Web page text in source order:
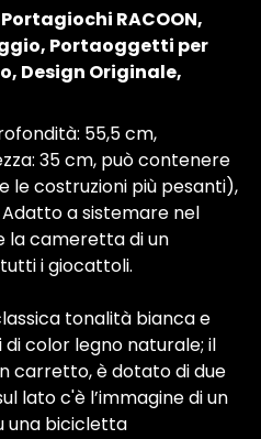
RACOON,
Portaoggetti per
Design Originale,
55,5 cm,
35 cm, può contenere
le costruzioni più pesanti),
a sistemare nel
la cameretta di un
i giocattoli.
tonalità bianca e
color legno naturale; il
carretto, è dotato di due
lato c'è l’immagine di un
una bicicletta